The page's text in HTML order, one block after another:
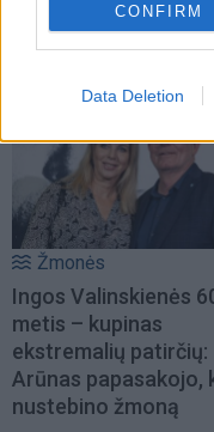
CONFIRM
Data Deletion
TAIP
Žmonės
Ingos Valinskienės
metis – kupinas
ekstremalių patirčių:
Arūnas papasakojo,
nustebino žmoną